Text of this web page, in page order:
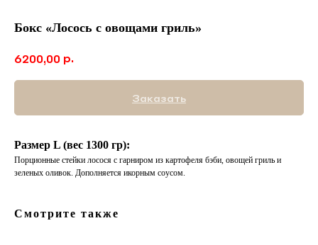
Бокс «Лосось с овощами гриль»
6200,00 р.
Заказать
Размер L (вес 1300 гр):
Порционные стейки лосося с гарниром из картофеля бэби, овощей гриль и
зеленых оливок. Дополняется икорным соусом.
Смотрите также